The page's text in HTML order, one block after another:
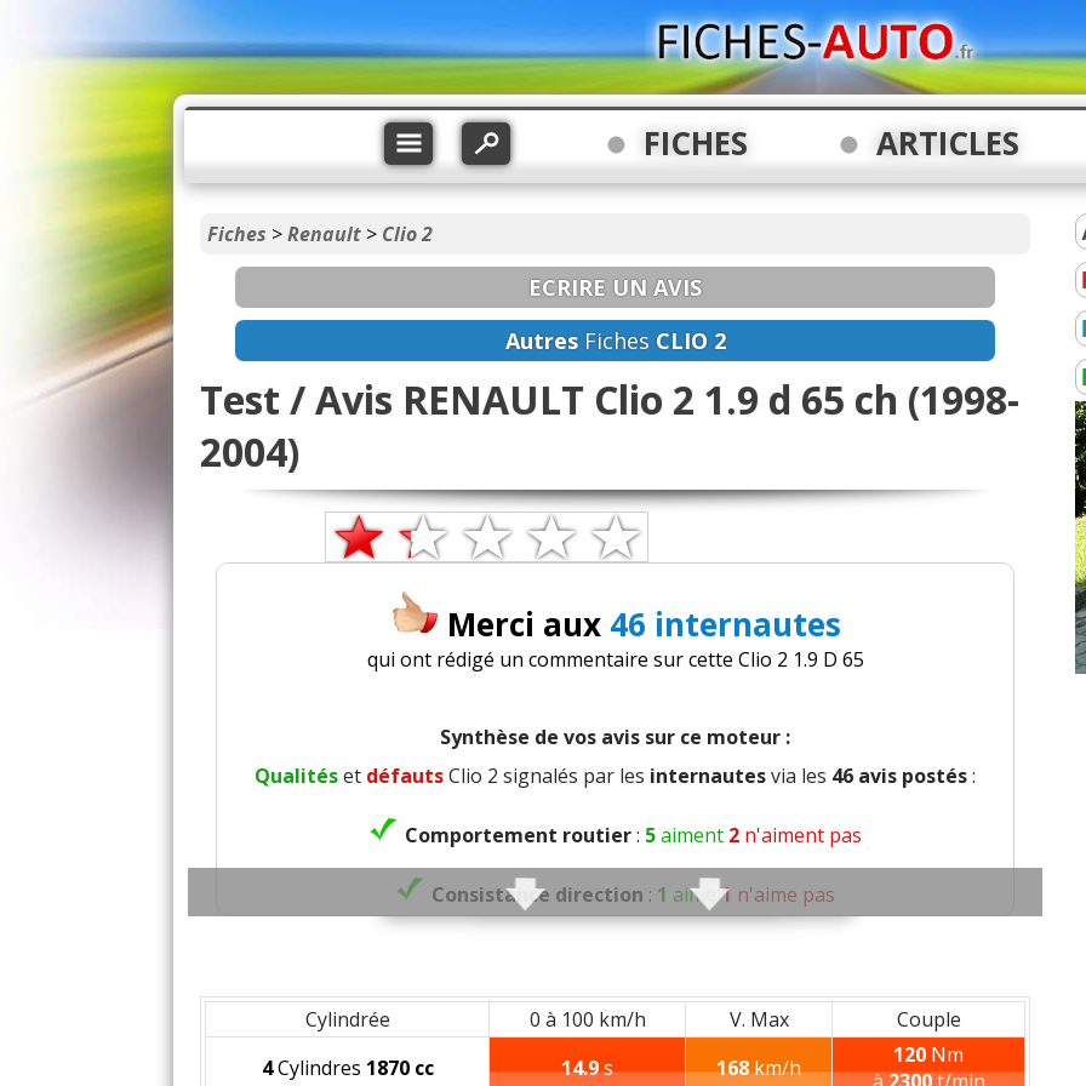
FICHES ARTICLES
Fiches >Renault > Clio 2
ECRIRE UN AVIS
AutresFiches CLIO 2
Test / Avis RENAULT Clio 2 1.9 d 65 ch (1998-
2004)
Merci aux 46 internautes
qui ont rédigé un commentaire sur cette Clio 2 1.9 D 65
Synthèse de vos avis sur ce moteur :
Qualitéset défautsClio 2 signalés par les internautesvia les 46 avis postés:
Comportement routier: 5aiment 2n'aiment pas
Consistance direction : 1 aime 1 n'aime pas
Poids :1aime1 n'aime pas
Confort global:9aiment
Cylindrée 0 à 100 km/h V. Max
Couple
4Cylindres 1870 cc 14.9s 168km/h 120 Nm